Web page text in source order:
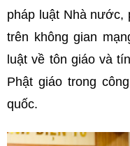
pháp luật Nhà nước,
trên không gian
luật về tôn giáo và
Phật giáo trong
quốc.